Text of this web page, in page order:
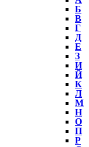
Б
В
Г
Д
Е
З
И
Й
К
Л
М
Н
О
П
Р